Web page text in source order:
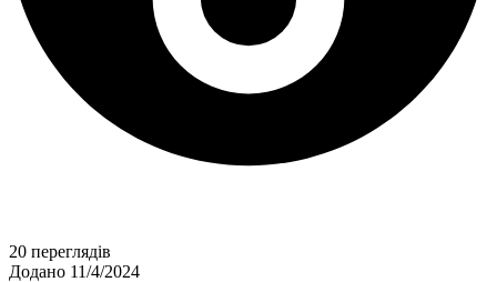
20 переглядів
Додано 11/4/2024